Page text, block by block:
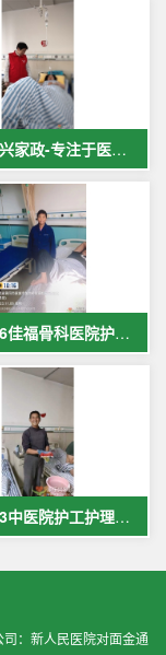
麻城康乐兴家政-专注于医院护理，致力于打造全麻城优质护工护理
2023.11.6佳福骨科医院护工护理病人
2023.11.3中医院护工护理案例
：新人民医院对面金通